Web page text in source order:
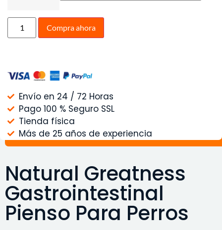
Compra ahora
Envío en 24 / 72 Horas
Pago 100 % Seguro SSL
Tienda física
Más de 25 años de experiencia
Natural Greatness
Gastrointestinal
Pienso Para Perros